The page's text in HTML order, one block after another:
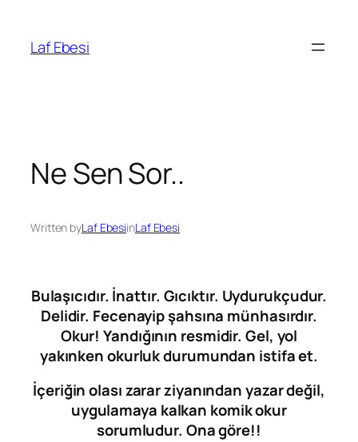
content
Laf Ebesi
Ne Sen Sor..
Written byLaf EbesiinLaf Ebesi
Bulaşıcıdır. İnattır. Gıcıktır. Uydurukçudur.
Delidir. Fecenayip şahsına münhasırdır.
Okur! Yandığının resmidir. Gel, yol
yakınken okurluk durumundan istifa et.
İçeriğin olası zarar ziyanından yazar değil,
uygulamaya kalkan komik okur
sorumludur. Ona göre!!